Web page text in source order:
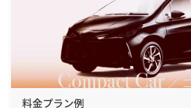
料金プラン例